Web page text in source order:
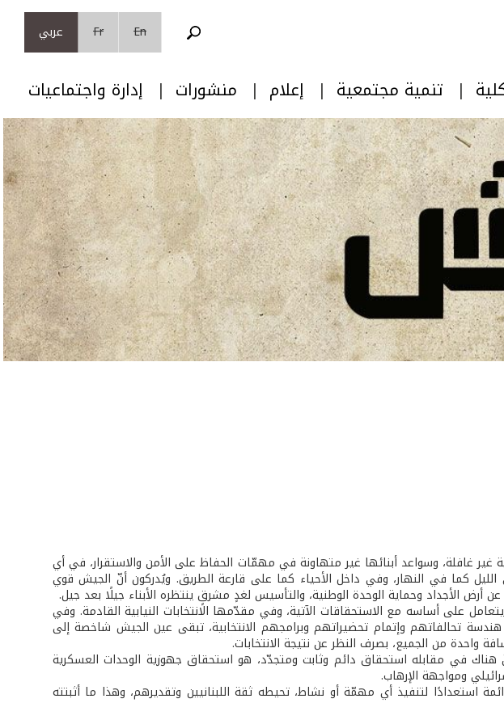
En
Fr عربي
تنمية مجتمعية إعلام منشورات إدارة واجتماعيات
غافلة، وسواعد أبنائها غير متهاونة في مهمّات الحفاظ على الأمن والاستقرار، في أي
كما في النهار، وفي داخل الأحياء كما على قارعة الطريق. ويُدركون أنّ الجيش قوي
عن أرض الأجداد وحماية الوحدة الوطنية، والتأسيس لغدٍ مشرقٍ ينتظره الأبناء جيلًا بعد جيل.
على أساسه مع الاستحقاقات الآتية، وفي مقدّمها الانتخابات النيابية القادمة. وفي
تحالفاتهم وإتمام تحضيراتهم وبرامجهم الانتخابية، تبقى عين الجيش شاخصة إلى
واحدة من الجميع، بصرف النظر عن نتيجة الانتخابات.
هناك في مقابله استحقاق دائم وثابت ومتجدّد، هو استحقاق جهوزية الوحدات العسكرية
ومواجهة الإرهاب.
استعدادًا لتنفيذ أي مهمّة أو نشاط، تحيطه ثقة اللبنانيين وتقديرهم، وهذا ما أثبتته